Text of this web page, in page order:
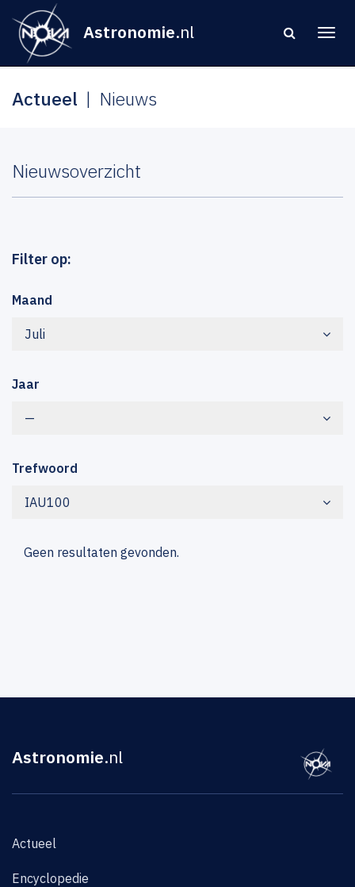
Astronomie.nl
Actueel Nieuws
Nieuwsoverzicht
Filter op:
Maand
Juli
Jaar
—
Trefwoord
IAU100
Geen resultaten gevonden.
Astronomie.nl
Actueel
Encyclopedie